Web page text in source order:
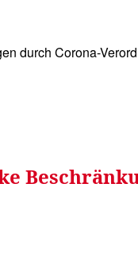
durch Corona-